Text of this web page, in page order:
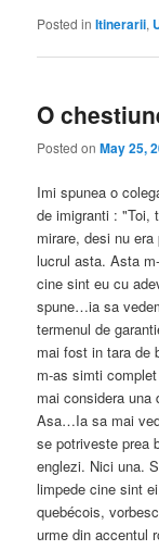
Posted in Itinerarii,
O
Posted onMay 25,
Imi spunea o
de imigranti : "Toi,
mirare, desi nu
lucrul asta. Asta
cine sint eu cu
spune…ia sa
termenul de
mai fost in tara de
m-as simti
mai considera una
Asa…Ia sa mai
se potriveste prea
englezi. Nici una.
limpede cine sint
quebécois,
urme din accentul